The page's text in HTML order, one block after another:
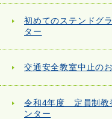
初めてのステン
ター
交通安全教室中止の
令和4年度 定員制教
ンター